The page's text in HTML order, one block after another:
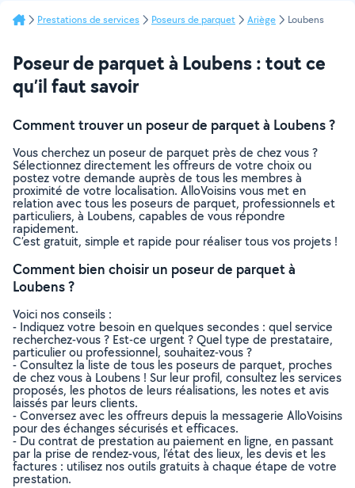
Prestations de services Poseurs de parquet Ariège Loubens
Poseur de parquet à Loubens : tout ce
qu’il faut savoir
Comment trouver un poseur de parquet à Loubens ?
Vous cherchez un poseur de parquet près de chez vous ?
Sélectionnez directement les offreurs de votre choix ou
postez votre demande auprès de tous les membres à
proximité de votre localisation. AlloVoisins vous met en
relation avec tous les poseurs de parquet, professionnels et
particuliers, à Loubens, capables de vous répondre
rapidement.
C’est gratuit, simple et rapide pour réaliser tous vos projets !
Comment bien choisir un poseur de parquet à
Loubens ?
Voici nos conseils :
- Indiquez votre besoin en quelques secondes : quel service
recherchez-vous ? Est-ce urgent ? Quel type de prestataire,
particulier ou professionnel, souhaitez-vous ?
- Consultez la liste de tous les poseurs de parquet, proches
de chez vous à Loubens ! Sur leur profil, consultez les services
proposés, les photos de leurs réalisations, les notes et avis
laissés par leurs clients.
- Conversez avec les offreurs depuis la messagerie AlloVoisins
pour des échanges sécurisés et efficaces.
- Du contrat de prestation au paiement en ligne, en passant
par la prise de rendez-vous, l’état des lieux, les devis et les
factures : utilisez nos outils gratuits à chaque étape de votre
prestation.